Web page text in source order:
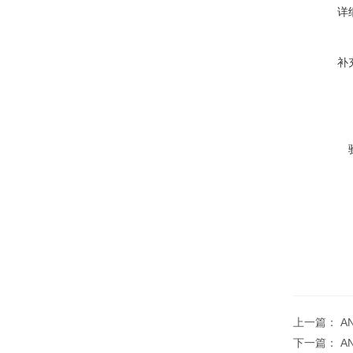
详
补
上一篇：
下一篇：